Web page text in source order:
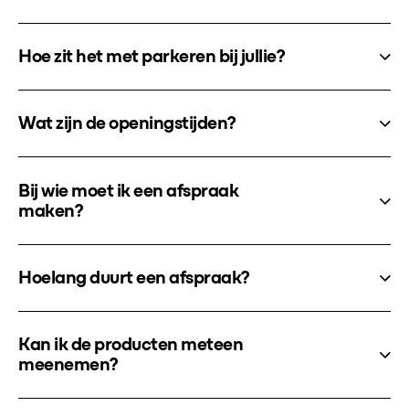
Hoe zit het met parkeren bij jullie?
Wat zijn de openingstijden?
Bij wie moet ik een afspraak
maken?
Hoelang duurt een afspraak?
Kan ik de producten meteen
meenemen?